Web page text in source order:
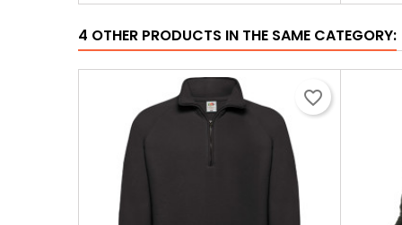
4 OTHER PRODUCTS IN THE SAME CATEGORY:
favorite_border